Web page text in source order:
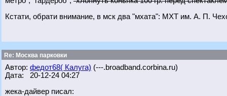
Кстати, обрати внимание, в мск два "мхата": МХТ им. А. П.
Re: Москва парковки
Автор: федот68( Калуга) (---.broadband.corbina.ru)
Дата: 20-12-24 04:27
жека-дайвер писал: